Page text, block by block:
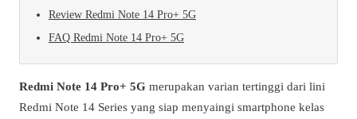
Review Redmi Note 14 Pro+ 5G
FAQ Redmi Note 14 Pro+ 5G
Redmi Note 14 Pro+ 5G merupakan varian tertinggi dari lini
Redmi Note 14 Series yang siap menyaingi smartphone kelas